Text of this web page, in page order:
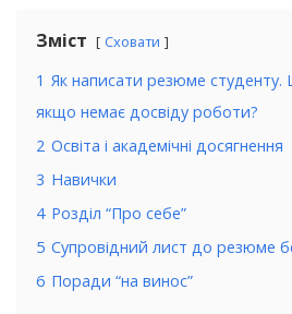
Зміст Сховати
1 Як написати резюме
якщо немає досвіду роботи?
2 Освіта і академічні досягнення
3 Навички
4 Розділ “Про себе”
5 Супровідний лист до резюме
6 Поради “на винос”